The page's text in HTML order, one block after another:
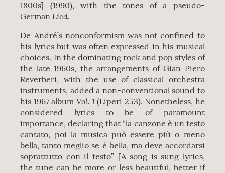
1800s] (1990), with the tones of a pseudo-
GermanLied.
De André’s nonconformism was not confined to
his lyrics but was often expressed in his musical
choices. In the dominating rock and pop styles of
the late 1960s, the arrangements of Gian Piero
Reverberi, with the use of classical orchestra
instruments, added a non-conventional sound to
his 1967 album Vol. 1 (Liperi 253). Nonetheless, he
considered lyrics to be of paramount
importance, declaring that “la canzone è un testo
cantato, poi la musica può essere più o meno
bella, tanto meglio se è bella, ma deve accordarsi
soprattutto con il testo” [A song is sung lyrics,
the tune can be more or less beautiful, better if